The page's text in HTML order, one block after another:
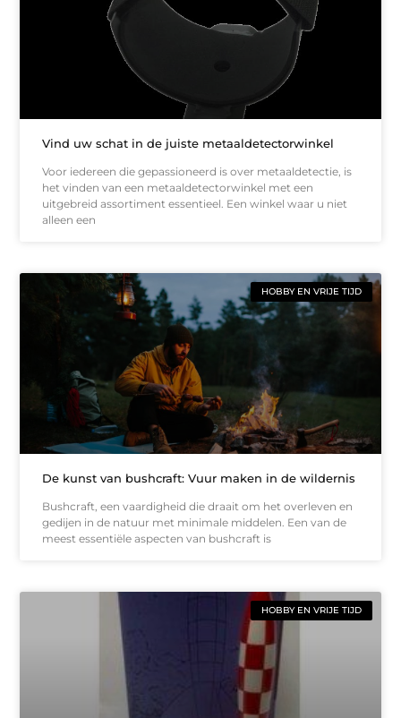
Vind uw schat in de juiste metaaldetectorwinkel
Voor iedereen die gepassioneerd is over metaaldetectie, is
het vinden van een metaaldetectorwinkel met een
uitgebreid assortiment essentieel. Een winkel waar u niet
alleen een
HOBBY EN VRIJE TIJD
De kunst van bushcraft: Vuur maken in de wildernis
Bushcraft, een vaardigheid die draait om het overleven en
gedijen in de natuur met minimale middelen. Een van de
meest essentiële aspecten van bushcraft is
HOBBY EN VRIJE TIJD